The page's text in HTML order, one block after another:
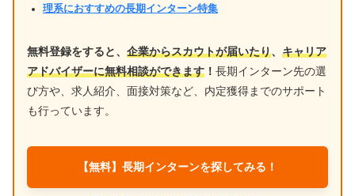
理系におすすめの長期インターン特集
無料登録をすると、 企業からスカウトが届いたり、 キャリア
アドバイザーに無料相談ができます ！ 長期インターン先の選
び方や、求人紹介、面接対策など、内定獲得までのサポート
も行っています。
【無料】長期インターンを探してみる！